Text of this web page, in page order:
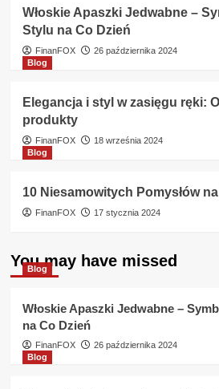
Włoskie Apaszki Jedwabne –
Stylu na Co Dzień
FinanFOX
26 października 2024
Blog
Elegancja i styl w zasięgu ręki:
produkty
FinanFOX
18 września 2024
Blog
10 Niesamowitych Pomysłów
FinanFOX 17 stycznia 2024
You may have missed
Blog
Włoskie Apaszki Jedwabne –
na Co Dzień
FinanFOX
26 października 2024
Blog